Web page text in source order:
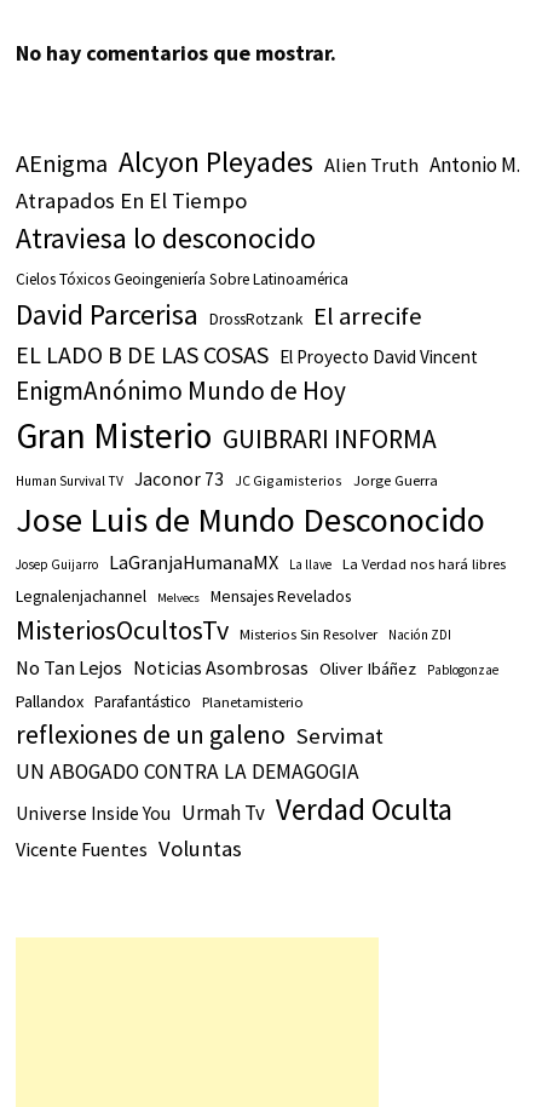
No hay comentarios que mostrar.
AEnigma Alcyon Pleyades Alien Truth Antonio M.
Atrapados En El Tiempo
Atraviesa lo desconocido
Cielos Tóxicos Geoingeniería Sobre Latinoamérica
David Parcerisa DrossRotzank El arrecife
EL LADO B DE LAS COSAS El Proyecto David Vincent
EnigmAnónimo Mundo de Hoy
Gran Misterio GUIBRARI INFORMA
Human Survival TV Jaconor 73 JC Gigamisterios Jorge Guerra
Jose Luis de Mundo Desconocido
Josep Guijarro LaGranjaHumanaMX La llave La Verdad nos hará libres
Legnalenjachannel Melvecs Mensajes Revelados
MisteriosOcultosTv Misterios Sin Resolver Nación ZDI
No Tan Lejos Noticias Asombrosas Oliver Ibáñez Pablogonzae
Pallandox Parafantástico Planetamisterio
reflexiones de un galeno Servimat
UN ABOGADO CONTRA LA DEMAGOGIA
Universe Inside You Urmah Tv Verdad Oculta
Vicente Fuentes Voluntas